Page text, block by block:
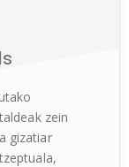
zein
gizatiar